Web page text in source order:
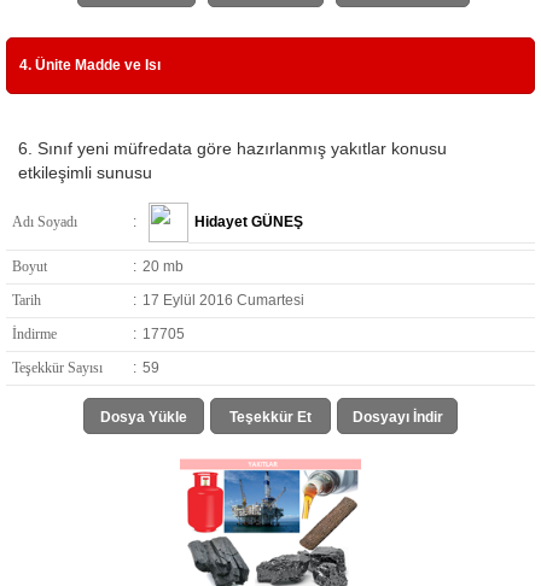
4. Ünite Madde ve Isı
6. Sınıf yeni müfredata göre hazırlanmış yakıtlar konusu
etkileşimli sunusu
Adı Soyadı : Hidayet GÜNEŞ
Boyut : 20 mb
Tarih
: 17 Eylül 2016 Cumartesi
İndirme
: 17705
Teşekkür Sayısı
: 59
Dosya Yükle Teşekkür Et Dosyayı İndir